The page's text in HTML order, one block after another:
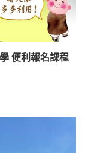
便利報名課程